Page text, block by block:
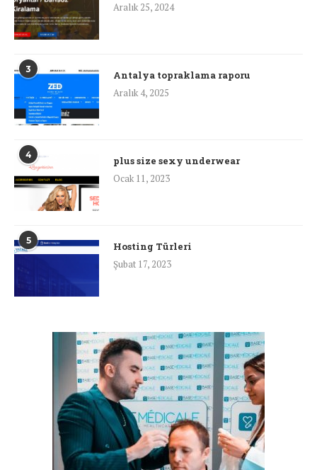
Aralık 25, 2024
3
Antalya topraklama raporu
Aralık 4, 2025
4
plus size sexy underwear
Ocak 11, 2023
5
Hosting Türleri
Şubat 17, 2023